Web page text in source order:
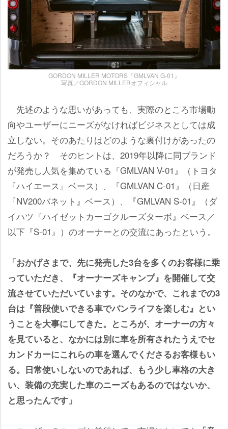
GORDON MILLER MOTORS『GMLVAN G-01』
写真／GORDON MILLERオフィシャル
先述のような思いがあっても、実際のところ市場動
向やユーザーにニーズがなければビジネスとしては成
立しない。そのあたりはどのような裏付けがあったの
だろうか？ そのヒントは、2019年以降に同ブランド
が発売し人気を集めている『GMLVAN V-01』（トヨタ
『ハイエース』ベース）、『GMLVAN C-01』（日産
『NV200バネット』ベース）、『GMLVAN S-01』（ダ
イハツ『ハイゼットカーゴクルーズターボ』ベース／
以下『S-01』）のオーナーとの交流にあったという。
「おかげさまで、先に発売した3台を多くのお客様に乗
っていただき、『オーナーズキャンプ』を開催して交
流させていただいています。そのなかで、これまでの3
台は『普段使いできる車でバンライフを楽しむ』とい
うことを大事にしてきた。ところが、オーナーの方々
を見ていると、なかには別に車を所有されたうえでセ
カンドカーにこれらの車を選んでくださるお客様もい
る。日常使いしないのであれば、もう少し車格の大き
い、装備の充実した車のニーズもあるのではないか、
と思ったんです」